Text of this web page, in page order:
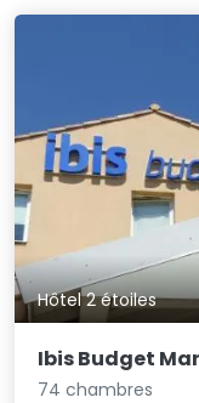
Hôtel 2 étoiles
Ibis Budget
74 chambres